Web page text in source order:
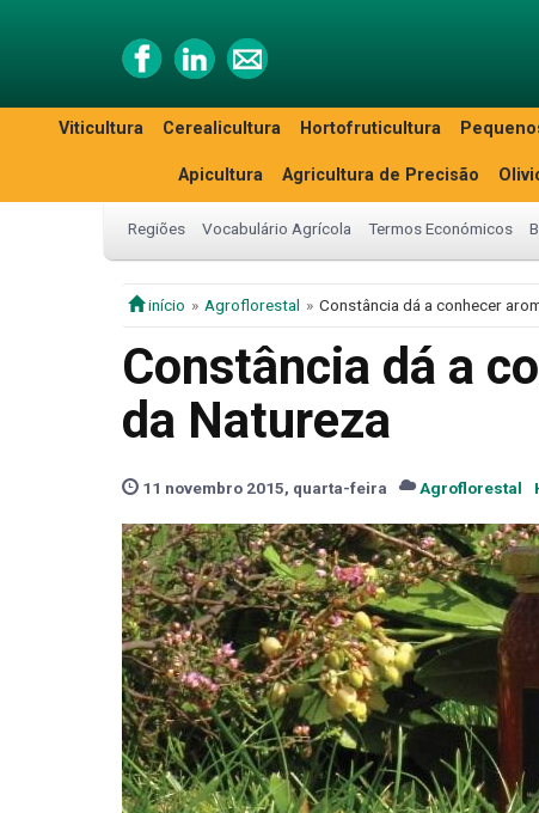
Viticultura Cerealicultura Hortofruticultura
Apicultura Agricultura de Precisão
Regiões Vocabulário Agrícola Termos Económicos
início Agroflorestal Constância dá a conhecer
Constância dá a
da Natureza
11 novembro 2015, quarta-feira Agroflorestal